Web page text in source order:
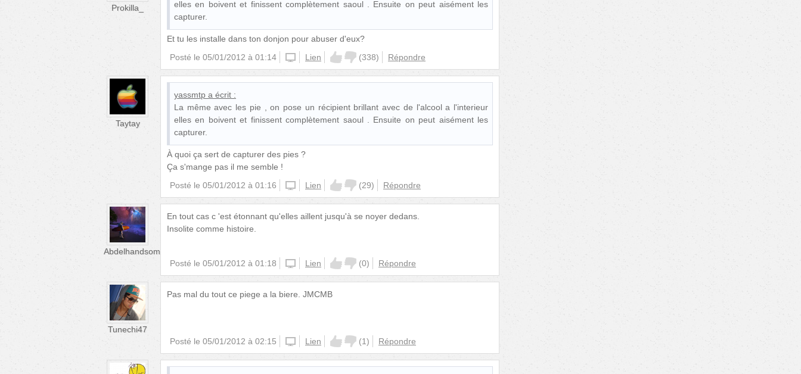
Prokilla_
elles en boivent et finissent complètement saoul . Ensuite on peut aisément les
capturer.
Et tu les installe dans ton donjon pour abuser d'eux?
Posté le 05/01/2012 à 01:14 unknown
Lien (338) Répondre
Taytay
yassmtp a écrit :
La même avec les pie , on pose un récipient brillant avec de l'alcool a l'interieur
elles en boivent et finissent complètement saoul . Ensuite on peut aisément les
capturer.
À quoi ça sert de capturer des pies ?
Ça s'mange pas il me semble !
Posté le 05/01/2012 à 01:16 unknown
Lien (29) Répondre
Abdelhandsome
En tout cas c 'est étonnant qu'elles aillent jusqu'à se noyer dedans.
Insolite comme histoire.
Posté le 05/01/2012 à 01:18 unknown
Lien (0) Répondre
Tunechi47
Pas mal du tout ce piege a la biere. JMCMB
Posté le 05/01/2012 à 02:15 unknown
Lien (1) Répondre